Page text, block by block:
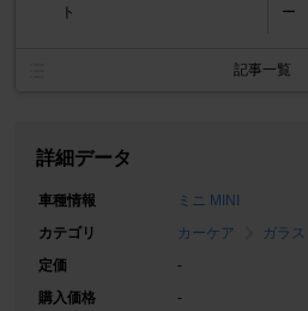
ト
ー
記事一覧
詳細データ
車種情報
ミニ MINI
カテゴリ
カーケア
ガラ
定価
-
購入価格
-